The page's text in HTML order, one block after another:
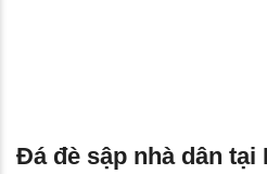
Đá đè sập nhà dân tại